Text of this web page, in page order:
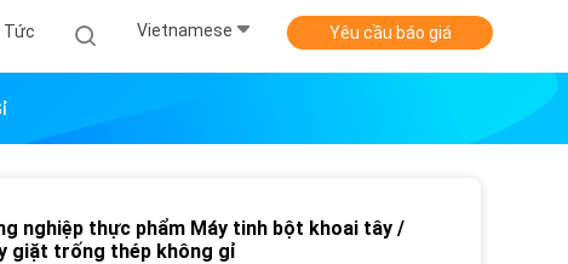
Tức Vietnamese Yêu cầu báo giá
nghiệp thực phẩm Máy tinh bột khoai tây /
giặt trống thép không gỉ